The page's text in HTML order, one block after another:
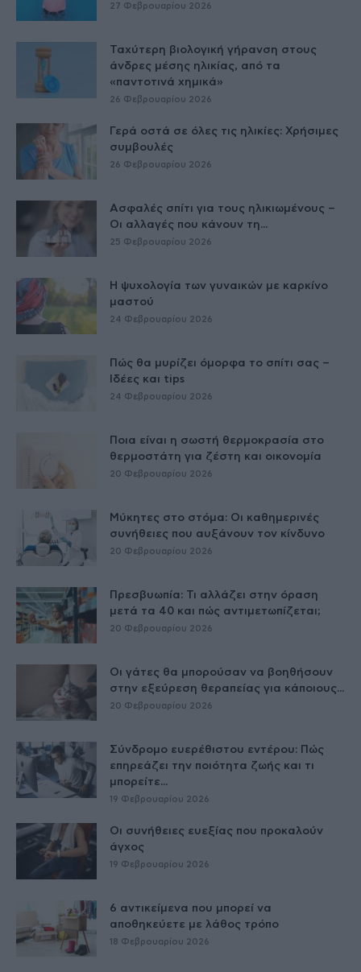
27 Φεβρουαρίου 2026
Ταχύτερη βιολογική γήρανση στους
άνδρες μέσης ηλικίας, από τα
«παντοτινά χημικά»
26 Φεβρουαρίου 2026
Γερά οστά σε όλες τις ηλικίες: Χρήσιμες
συμβουλές
26 Φεβρουαρίου 2026
Ασφαλές σπίτι για τους ηλικιωμένους –
Οι αλλαγές που κάνουν τη...
25 Φεβρουαρίου 2026
Η ψυχολογία των γυναικών με καρκίνο
μαστού
24 Φεβρουαρίου 2026
Πώς θα μυρίζει όμορφα το σπίτι σας –
Ιδέες και tips
24 Φεβρουαρίου 2026
Ποια είναι η σωστή θερμοκρασία στο
θερμοστάτη για ζέστη και οικονομία
20 Φεβρουαρίου 2026
Μύκητες στο στόμα: Οι καθημερινές
συνήθειες που αυξάνουν τον κίνδυνο
20 Φεβρουαρίου 2026
Πρεσβυωπία: Τι αλλάζει στην όραση
μετά τα 40 και πώς αντιμετωπίζεται;
20 Φεβρουαρίου 2026
Οι γάτες θα μπορούσαν να βοηθήσουν
στην εξεύρεση θεραπείας για κάποιους...
20 Φεβρουαρίου 2026
Σύνδρομο ευερέθιστου εντέρου: Πώς
επηρεάζει την ποιότητα ζωής και τι
μπορείτε...
19 Φεβρουαρίου 2026
Οι συνήθειες ευεξίας που προκαλούν
άγχος
19 Φεβρουαρίου 2026
6 αντικείμενα που μπορεί να
αποθηκεύετε με λάθος τρόπο
18 Φεβρουαρίου 2026